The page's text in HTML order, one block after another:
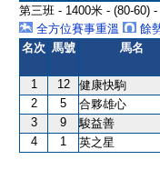
第三班 - 1400米 - (80-60)
全方位賽事重溫
餘
名次 馬號 馬名
1 12 健康快駒
2
5 合夥雄心
3
9 駿益善
4
1 英之星